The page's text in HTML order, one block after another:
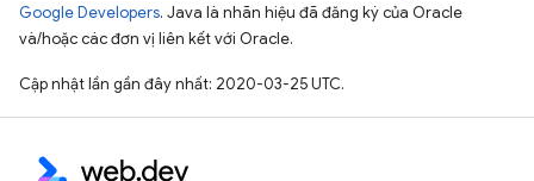
Google Developers. Java là nhãn hiệu đã đăng ký của Oracle
và/hoặc các đơn vị liên kết với Oracle.
Cập nhật lần gần đây nhất: 2020-03-25 UTC.